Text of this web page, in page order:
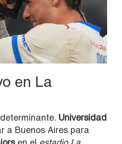
en La
Universidad
a Buenos Aires para